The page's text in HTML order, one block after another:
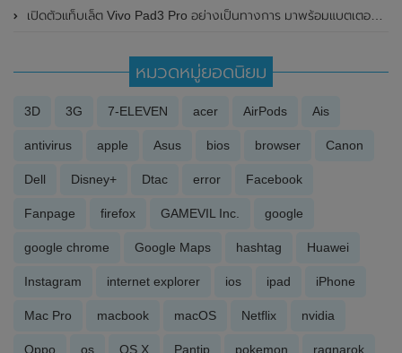
เปิดตัวแท็บเล็ต Vivo Pad3 Pro อย่างเป็นทางการ มาพร้อมแบตเตอรี่ขนาดใหญ่ 11,500mAh
หมวดหมู่ยอดนิยม
3D 3G 7-ELEVEN acer AirPods Ais
antivirus apple Asus bios browser Canon
Dell Disney+ Dtac error Facebook
Fanpage firefox GAMEVIL Inc. google
google chrome Google Maps hashtag Huawei
Instagram internet explorer ios ipad iPhone
Mac Pro macbook macOS Netflix nvidia
Oppo os OS X Pantip pokemon ragnarok